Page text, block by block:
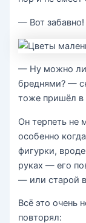
— Вот
— Ну можно ли
бреднями? —
тоже пришёл в
Он терпеть не
особенно
фигурки,
руках — его
— или старой
Всё это очень
повторял: